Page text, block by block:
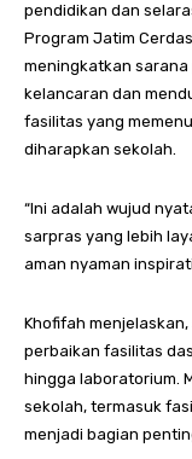
pendidikan dan
Program Jatim
meningkatkan
kelancaran dan
fasilitas yang
diharapkan sekolah.
“Ini adalah wujud
sarpras yang lebih
aman nyaman
Khofifah
perbaikan fasilitas
hingga laboratorium.
sekolah, termasuk
menjadi bagian